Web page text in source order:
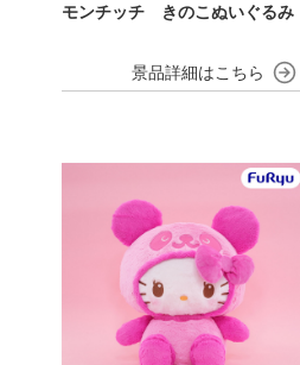
モンチッチ きのこぬいぐるみ